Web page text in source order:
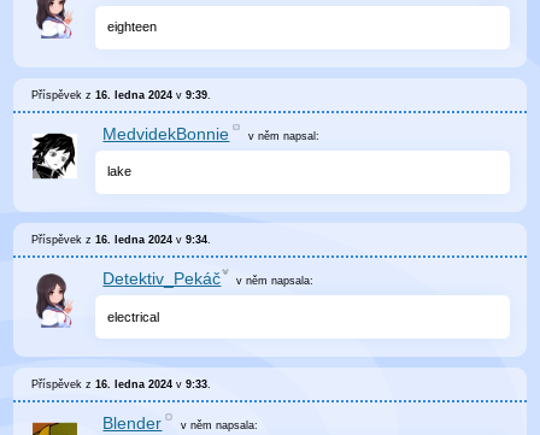
eighteen
Příspěvek z16. ledna 2024 v9:39
MedvidekBonnie v němnapsal:
lake
Příspěvek z16. ledna 2024 v9:34.
Detektiv_Pekáč v něm napsala:
electrical
Příspěvek z16. ledna 2024 v9:33.
Blender v němnapsala: